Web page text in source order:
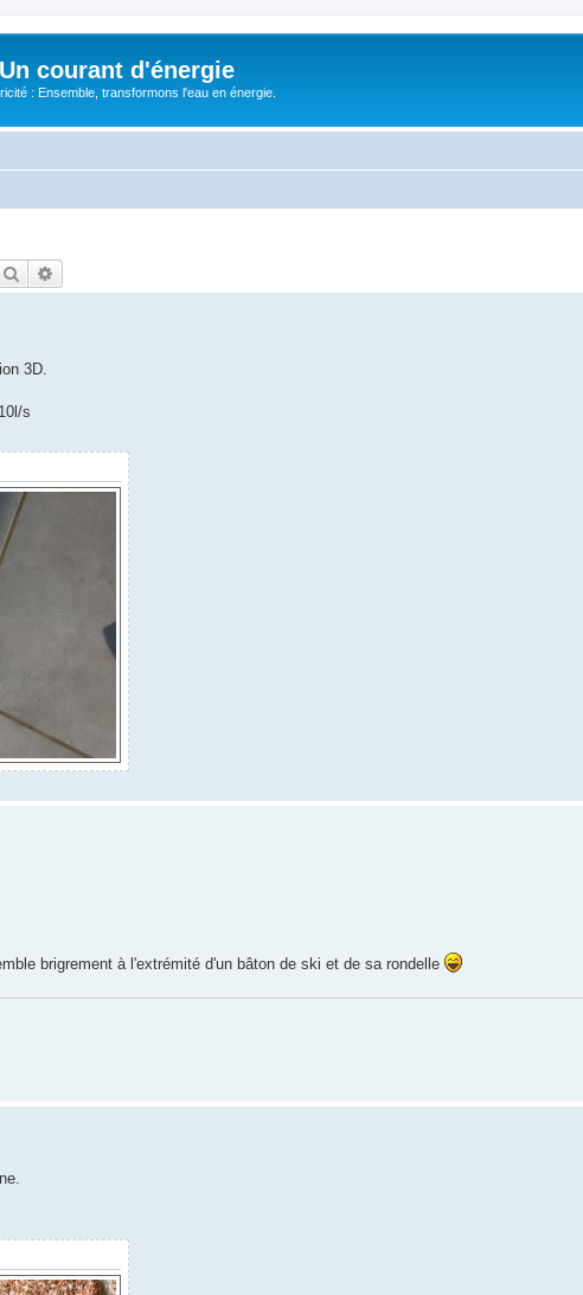
courant d'énergie
: Ensemble, transformons l'eau en énergie.
Rechercher
3D.
s
brigrement à l'extrémité d'un bâton de ski et de sa rondelle